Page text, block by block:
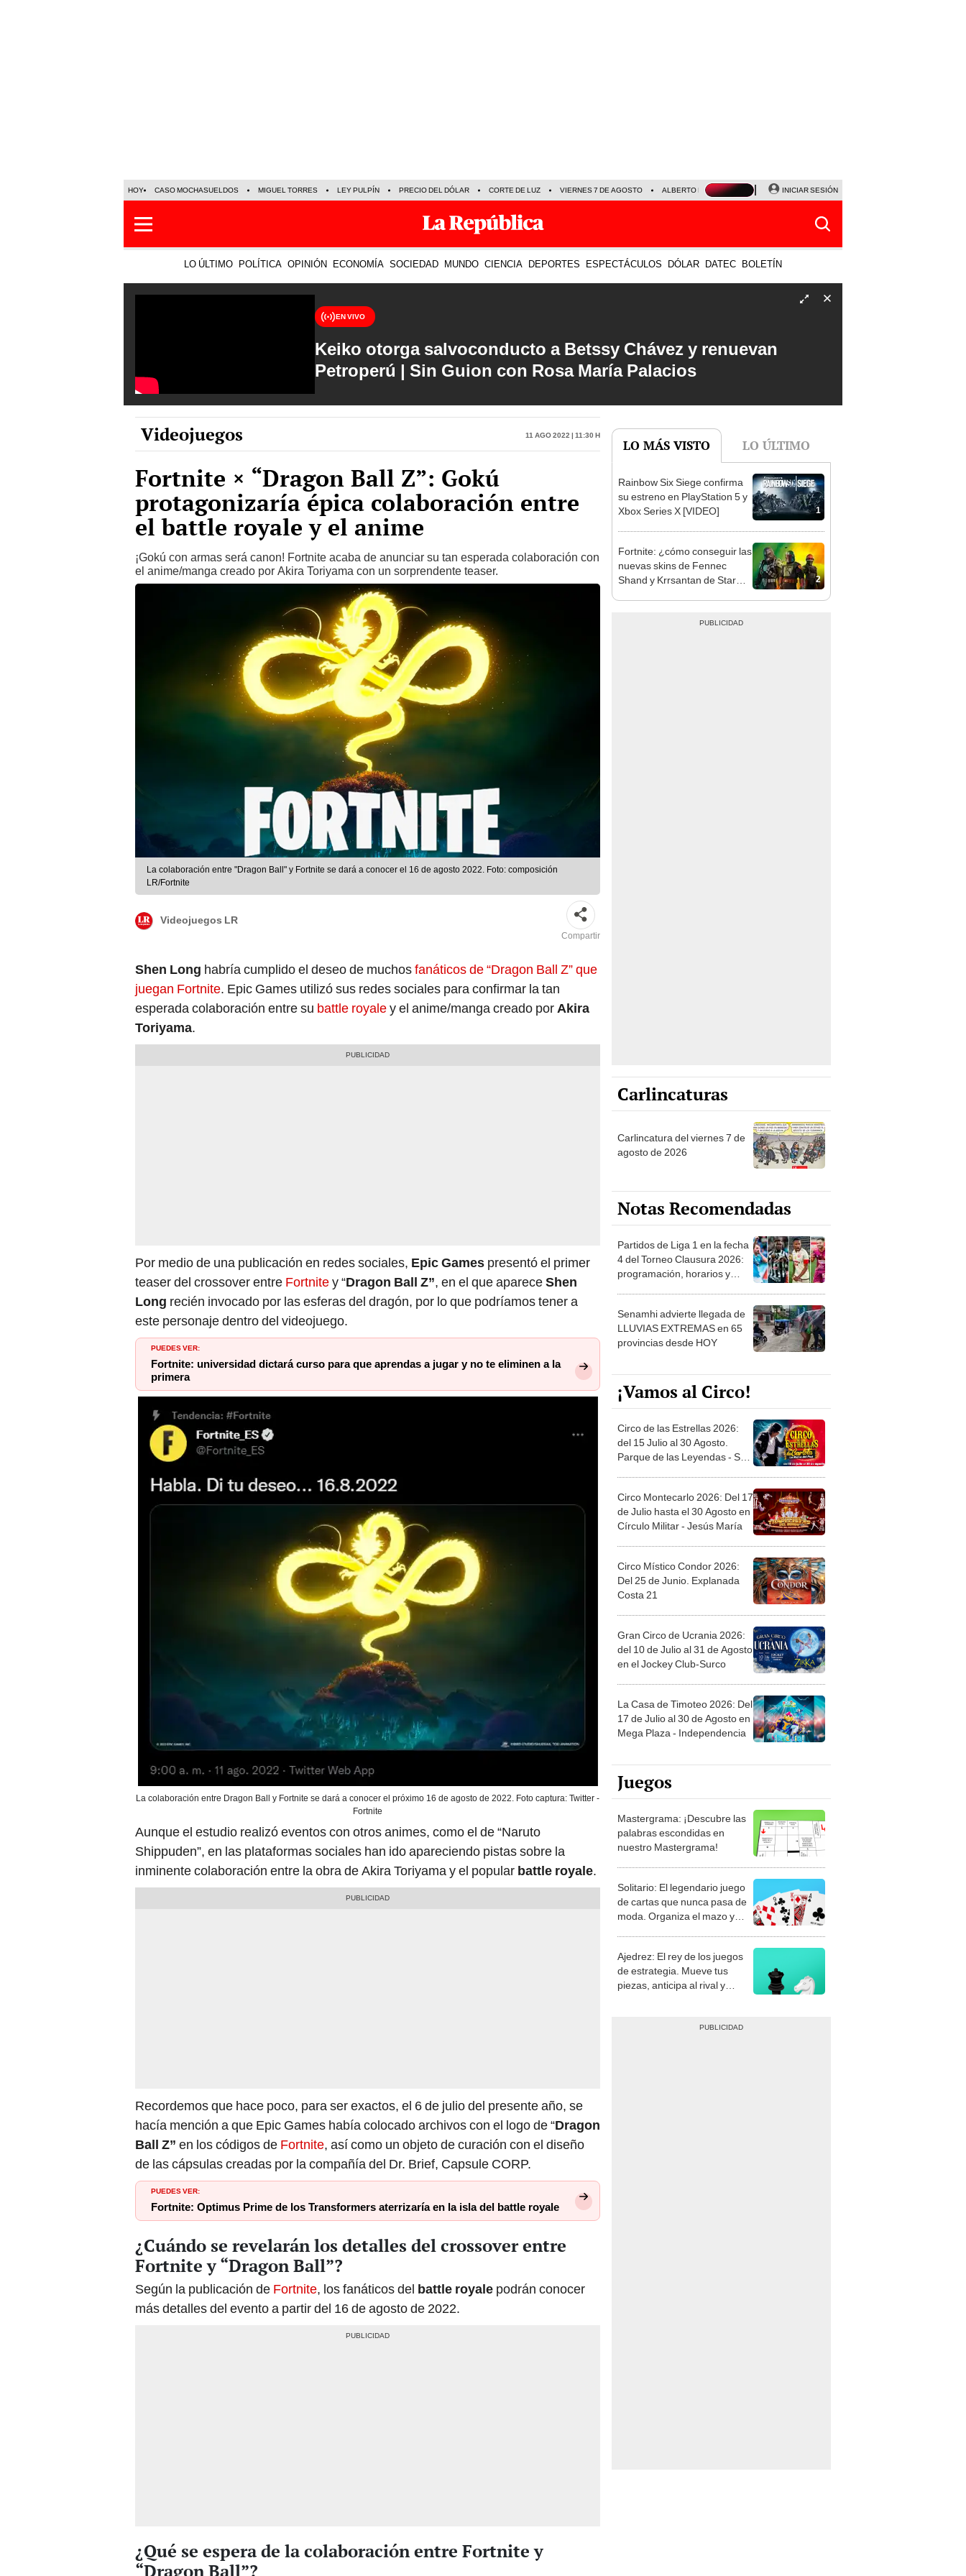
HOY CASO MOCHASUELDOS MIGUEL TORRES LEY PULPÍN PRECIO DEL DÓLAR CORTE DE LUZ VIERNES 7 DE AGOSTO ALBERTO BENAVIDES NALDY SALDAÑA
INICIAR SESIÓN
LO ÚLTIMO POLÍTICA OPINIÓN ECONOMÍA SOCIEDAD MUNDO CIENCIA DEPORTES ESPECTÁCULOS DÓLAR DATEC BOLETÍN
EN VIVO
Keiko otorga salvoconducto a Betssy Chávez y renuevan
Petroperú | Sin Guion con Rosa María Palacios
Videojuegos 11 Ago 2022 | 11:30 h
Fortnite × “Dragon Ball Z”: Gokú
protagonizaría épica colaboración entre
el battle royale y el anime
¡Gokú con armas será canon! Fortnite acaba de anunciar su tan esperada colaboración con
el anime/manga creado por Akira Toriyama con un sorprendente teaser.
La colaboración entre "Dragon Ball" y Fortnite se dará a conocer el 16 de agosto 2022. Foto: composición
LR/Fortnite
Videojuegos LR
Compartir
Shen Long habría cumplido el deseo de muchosfanáticos de “Dragon Ball Z” que
juegan Fortnite. Epic Games utilizó sus redes sociales para confirmar la tan
esperada colaboración entre su battle royaley el anime/manga creado por Akira
Toriyama.
Por medio de una publicación en redes sociales, Epic Games presentó el primer
teaser del crossover entre Fortnitey “Dragon Ball Z”, en el que apareceShen
Long recién invocado por las esferas del dragón, por lo que podríamos tener a
este personaje dentro del videojuego.
PUEDES VER:
Fortnite: universidad dictará curso para que aprendas a jugar y no te eliminen a la
primera
La colaboración entre Dragon Ball y Fortnite se dará a conocer el próximo 16 de agosto de 2022. Foto captura: Twitter -
Fortnite
Aunque el estudio realizó eventos con otros animes, como el de “Naruto
Shippuden”, en las plataformas sociales han ido apareciendo pistas sobre la
inminente colaboración entre la obra de Akira Toriyama y el popular battle royale.
Recordemos que hace poco, para ser exactos, el 6 de julio del presente año, se
hacía mención a que Epic Games había colocado archivos con el logo de “Dragon
Ball Z” en los códigos de Fortnite, así como un objeto de curación con el diseño
de las cápsulas creadas por la compañía del Dr. Brief, Capsule CORP.
PUEDES VER:
Fortnite: Optimus Prime de los Transformers aterrizaría en la isla del battle royale
¿Cuándo se revelarán los detalles del crossover entre
Fortnite y “Dragon Ball”?
Según la publicación de Fortnite, los fanáticos del battle royale podrán conocer
más detalles del evento a partir del 16 de agosto de 2022.
¿Qué se espera de la colaboración entre Fortnite y
“Dragon Ball”?
LO MÁS VISTO LO ÚLTIMO
1
Rainbow Six Siege confirma
su estreno en PlayStation 5 y
Xbox Series X [VIDEO]
2
Fortnite: ¿cómo conseguir las
nuevas skins de Fennec
Shand y Krrsantan de Star
Carlincaturas
Carlincatura del viernes 7 de
agosto de 2026
Notas Recomendadas
Partidos de Liga 1 en la fecha
4 del Torneo Clausura 2026:
programación, horarios y
Senamhi advierte llegada de
LLUVIAS EXTREMAS en 65
provincias desde HOY
¡Vamos al Circo!
Circo de las Estrellas 2026:
del 15 Julio al 30 Agosto.
Parque de las Leyendas - San
Circo Montecarlo 2026: Del 17
de Julio hasta el 30 Agosto en
Círculo Militar - Jesús María
Circo Místico Condor 2026:
Del 25 de Junio. Explanada
Costa 21
Gran Circo de Ucrania 2026:
del 10 de Julio al 31 de Agosto
en el Jockey Club-Surco
La Casa de Timoteo 2026: Del
17 de Julio al 30 de Agosto en
Mega Plaza - Independencia
Juegos
Mastergrama: ¡Descubre las
palabras escondidas en
nuestro Mastergrama!
Solitario: El legendario juego
de cartas que nunca pasa de
moda. Organiza el mazo y
Ajedrez: El rey de los juegos
de estrategia. Mueve tus
piezas, anticipa al rival y